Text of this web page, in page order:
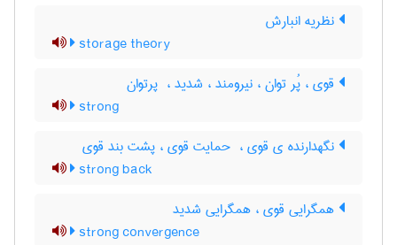
نظریه انبارش
storage theory
قوی ، پُر توان ، نیرومند ، شدید ، ‌ پرتوان
strong
نگهدارنده ی قوی ، ‌ حمایت قوی ، پشت بند قوی
strong back
همگرایی قوی ، همگرایی شدید
strong convergence